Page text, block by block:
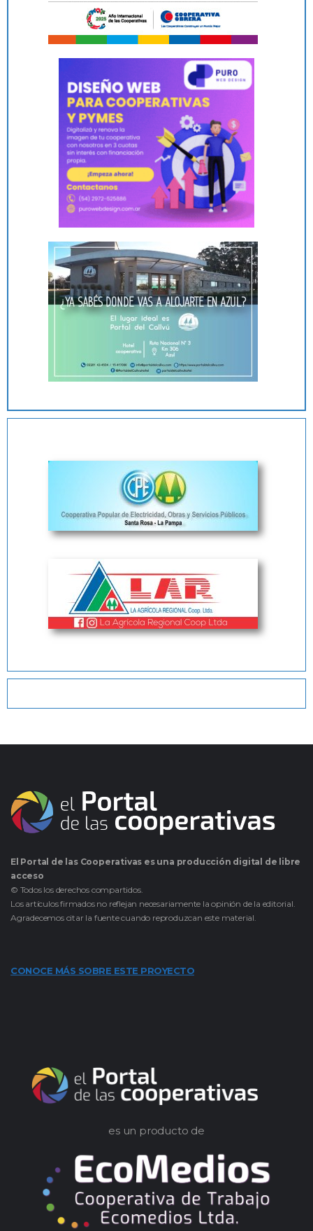
El Portal de las Cooperativas es una producción digital de libre
acceso
© Todos los derechos compartidos.
Los artículos firmados no reflejan necesariamente la opinión de la editorial.
Agradecemos citar la fuente cuando reproduzcan este material.
CONOCE MÁS SOBRE ESTE PROYECTO
es un producto de